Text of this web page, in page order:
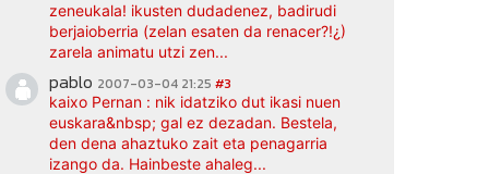
zeneukala! ikusten dudadenez, badirudi
berjaioberria (zelan esaten da renacer?!¿)
zarela animatu utzi zen...
pablo 2007-03-04 21:25 #3
kaixo Pernan : nik idatziko dut ikasi nuen
euskara&nbsp; gal ez dezadan. Bestela,
den dena ahaztuko zait eta penagarria
izango da. Hainbeste ahaleg...